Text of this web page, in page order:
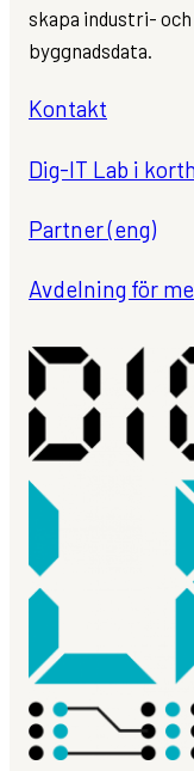
skapa industri-
byggnadsdata.
Kontakt
Dig-IT Lab i
Partner (eng)
Avdelning för